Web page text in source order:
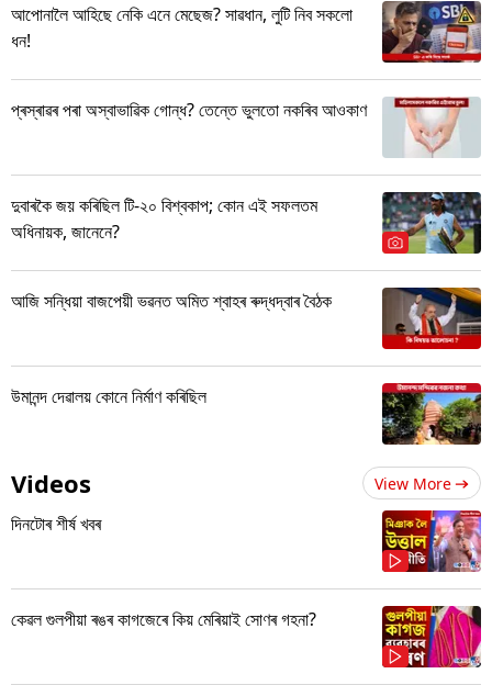
আপোনালৈ আহিছে নেকি এনে মেছেজ? সাৱধান, লুটি নিব সকলো
ধন!
প্ৰস্ৰাৱৰ পৰা অস্বাভাৱিক গোন্ধ? তেন্তে ভুলতো নকৰিব আওকাণ
দুবাৰকৈ জয় কৰিছিল টি-২০ বিশ্বকাপ; কোন এই সফলতম
অধিনায়ক, জানেনে?
আজি সন্ধিয়া বাজপেয়ী ভৱনত অমিত শ্বাহৰ ৰুদ্ধদ্বাৰ বৈঠক
উমানন্দ দেৱালয় কোনে নিৰ্মাণ কৰিছিল
Videos View More
দিনটোৰ শীৰ্ষ খবৰ
কেৱল গুলপীয়া ৰঙৰ কাগজেৰে কিয় মেৰিয়াই সোণৰ গহনা?